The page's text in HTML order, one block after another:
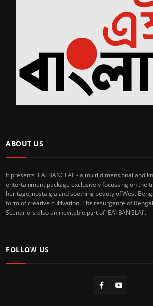
ABOUT US
It presents 'EAI BANGLAI' - a multi dimensional and
entertainment package exclusively focussing on the
heritage, nostalgia and soothing beauty of West
form of creative cultivation. The resurgence of
Scenario is also an inevitable part of 'EAI BANGLAI'.
FOLLOW US